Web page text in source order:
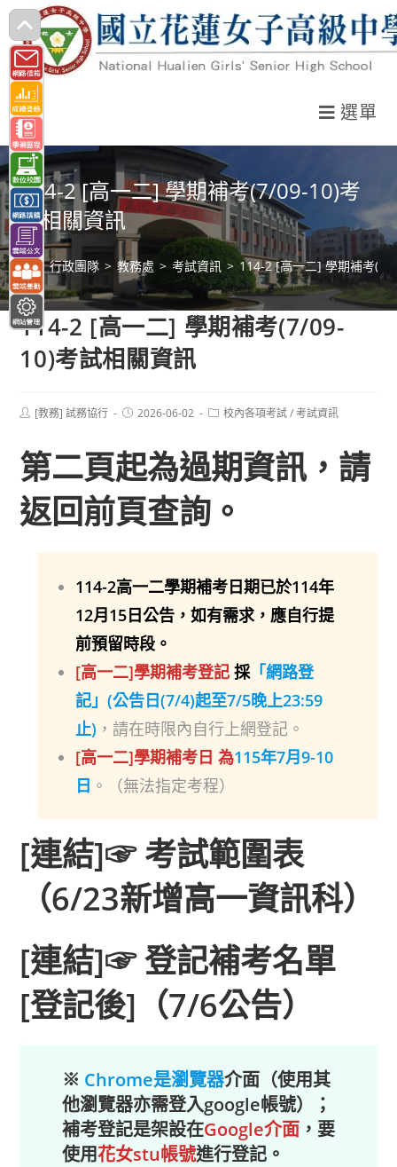
跳
轉
至
主
要
內
容
選單
114-2 [高一二] 學期補考(7/09-10)考
試相關資訊
> 行政團隊 > 教務處 > 考試資訊 > 114-2 [高一二] 學期補考(7/
114-2 [高一二] 學期補考(7/09-
10)考試相關資訊
Post[教務] 試務協行
Post2026-06-02
Post校內各項考試 / 考試資訊
第二頁起為過期資訊，請
返回前頁查詢。
114-2高一二學期補考日期已於114年
12月15日公告，如有需求，應自行提
前預留時段。
[高一二]學期補考登記 採 「網路登
記 」(公告日(7/4)起至7/5晚上23:59
止) ，請在時限內自行上網登記。
[高一二]學期補考日 為115年7月9-10
日 。（無法指定考程）
[連結]☞考試範圍表
（6/23新增高一資訊科）
[連結]☞登記補考名單
[登記後]（7/6公告）
※ Chrome是瀏覽器介面（使用其
他瀏覽器亦需登入google帳號）；
補考登記是架設在Google介面，要
使用花女stu帳號進行登記。